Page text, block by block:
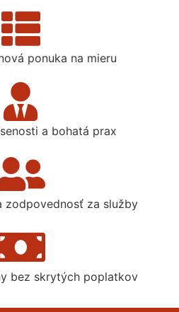
ponuka na mieru
a bohatá prax
zodpovednosť za služby
bez skrytých poplatkov